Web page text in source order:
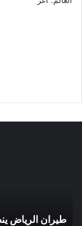
وجهات
طيران الرياض